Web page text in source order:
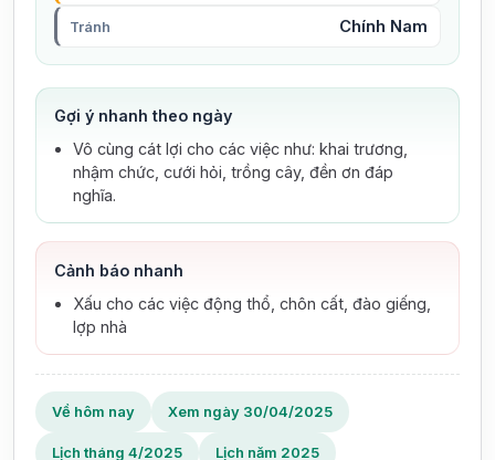
Tránh Chính Nam
Gợi ý nhanh theo ngày
Vô cùng cát lợi cho các việc như: khai trương,
nhậm chức, cưới hỏi, trồng cây, đền ơn đáp
nghĩa.
Cảnh báo nhanh
Xấu cho các việc động thổ, chôn cất, đào giếng,
lợp nhà
Về hôm nay Xem ngày 30/04/2025
Lịch tháng 4/2025 Lịch năm 2025